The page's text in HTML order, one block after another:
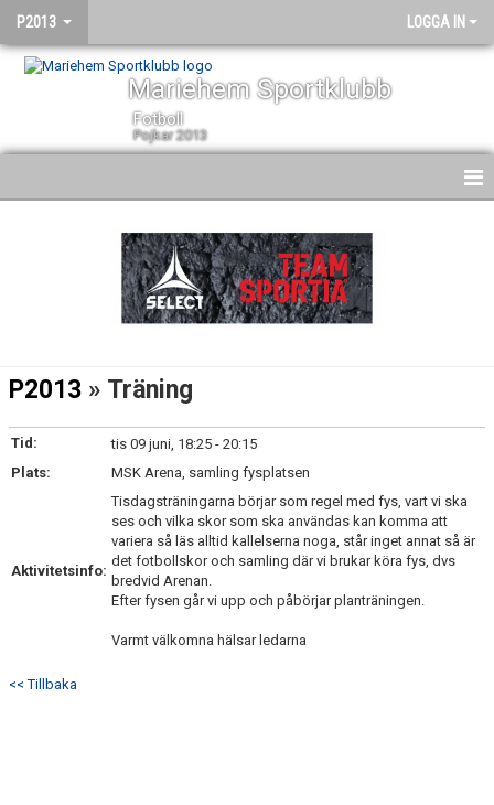
P2013 LOGGA IN
Mariehem Sportklubb
Fotboll
Pojkar 2013
P2013 » Träning
Tid:
tis 09 juni, 18:25 - 20:15
Plats:
MSK Arena, samling fysplatsen
Aktivitetsinfo:
Tisdagsträningarna börjar som regel med fys, vart vi ska
ses och vilka skor som ska användas kan komma att
variera så läs alltid kallelserna noga, står inget annat så är
det fotbollskor och samling där vi brukar köra fys, dvs
bredvid Arenan.
Efter fysen går vi upp och påbörjar planträningen.
Varmt välkomna hälsar ledarna
<< Tillbaka